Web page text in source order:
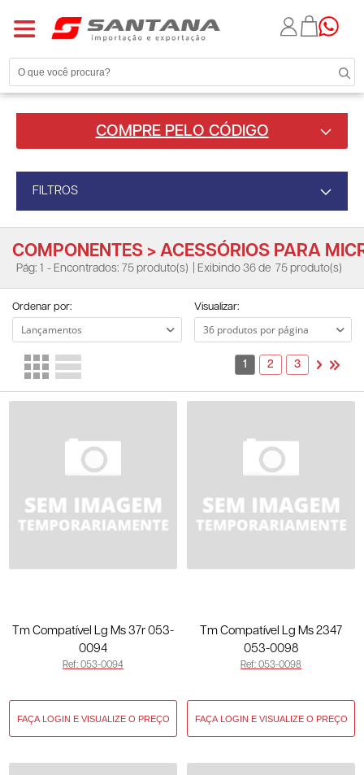
COMPRE PELO CÓDIGO
FILTROS
COMPONENTES > ACESSÓRIOS PARA
Pág: 1 - Encontrados: 75 produto(s) | Exibindo 36 de 75 produto(s)
Ordenar por: Visualizar:
1 2 3
Tm Compatível Lg Ms 37r 053-
0094
Ref: 053-0094
Tm Compatível Lg Ms 2347
053-0098
Ref: 053-0098